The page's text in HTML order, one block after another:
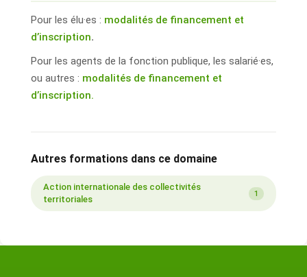
Pour les élu·es : modalités de financement et
d’inscription.
Pour les agents de la fonction publique, les salarié·es,
ou autres : modalités de financement et
d’inscription.
Autres formations dans ce domaine
Action internationale des collectivités
territoriales
1